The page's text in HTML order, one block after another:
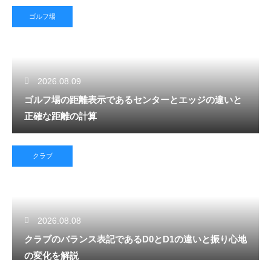
ゴルフ場
2026.08.09
ゴルフ場の距離表示であるセンターとエッジの違いと
正確な距離の計算
クラブ
2026.08.08
クラブのバランス表記であるD0とD1の違いと振り心地
の変化を解説